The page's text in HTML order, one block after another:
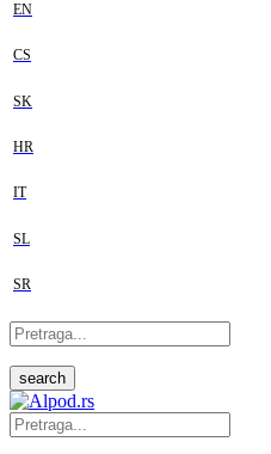
EN
CS
SK
HR
IT
SL
SR
search